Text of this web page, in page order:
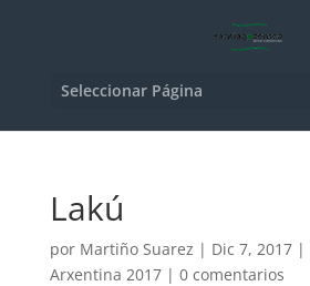
Seleccionar Página
Lakú
por Martiño Suarez | Dic 7, 2017|
Arxentina 2017| 0 comentarios